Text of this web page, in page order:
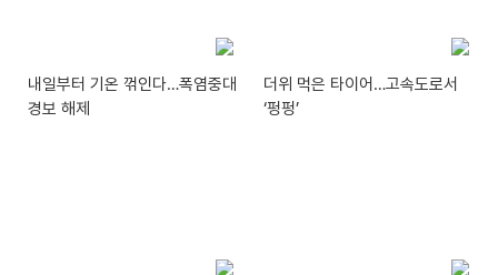
내일부터 기온 꺾인다…폭염중대
경보 해제
더위 먹은 타이어…고속도로서
‘펑펑’